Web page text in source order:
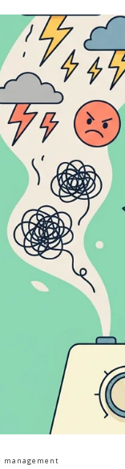
management